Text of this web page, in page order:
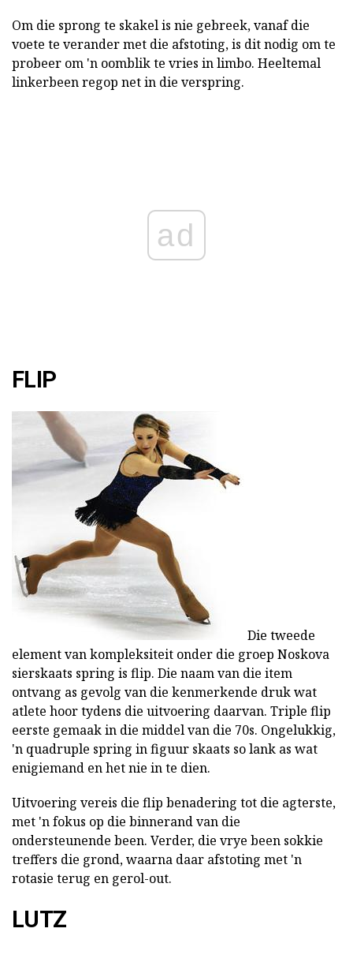
Om die sprong te skakel is nie gebreek, vanaf die
voete te verander met die afstoting, is dit nodig om te
probeer om 'n oomblik te vries in limbo. Heeltemal
linkerbeen regop net in die verspring.
ad
FLIP
Die tweede
element van kompleksiteit onder die groep Noskova
sierskaats spring is flip. Die naam van die item
ontvang as gevolg van die kenmerkende druk wat
atlete hoor tydens die uitvoering daarvan. Triple flip
eerste gemaak in die middel van die 70s. Ongelukkig,
'n quadruple spring in figuur skaats so lank as wat
enigiemand en het nie in te dien.
Uitvoering vereis die flip benadering tot die agterste,
met 'n fokus op die binnerand van die
ondersteunende been. Verder, die vrye been sokkie
treffers die grond, waarna daar afstoting met 'n
rotasie terug en gerol-out.
LUTZ